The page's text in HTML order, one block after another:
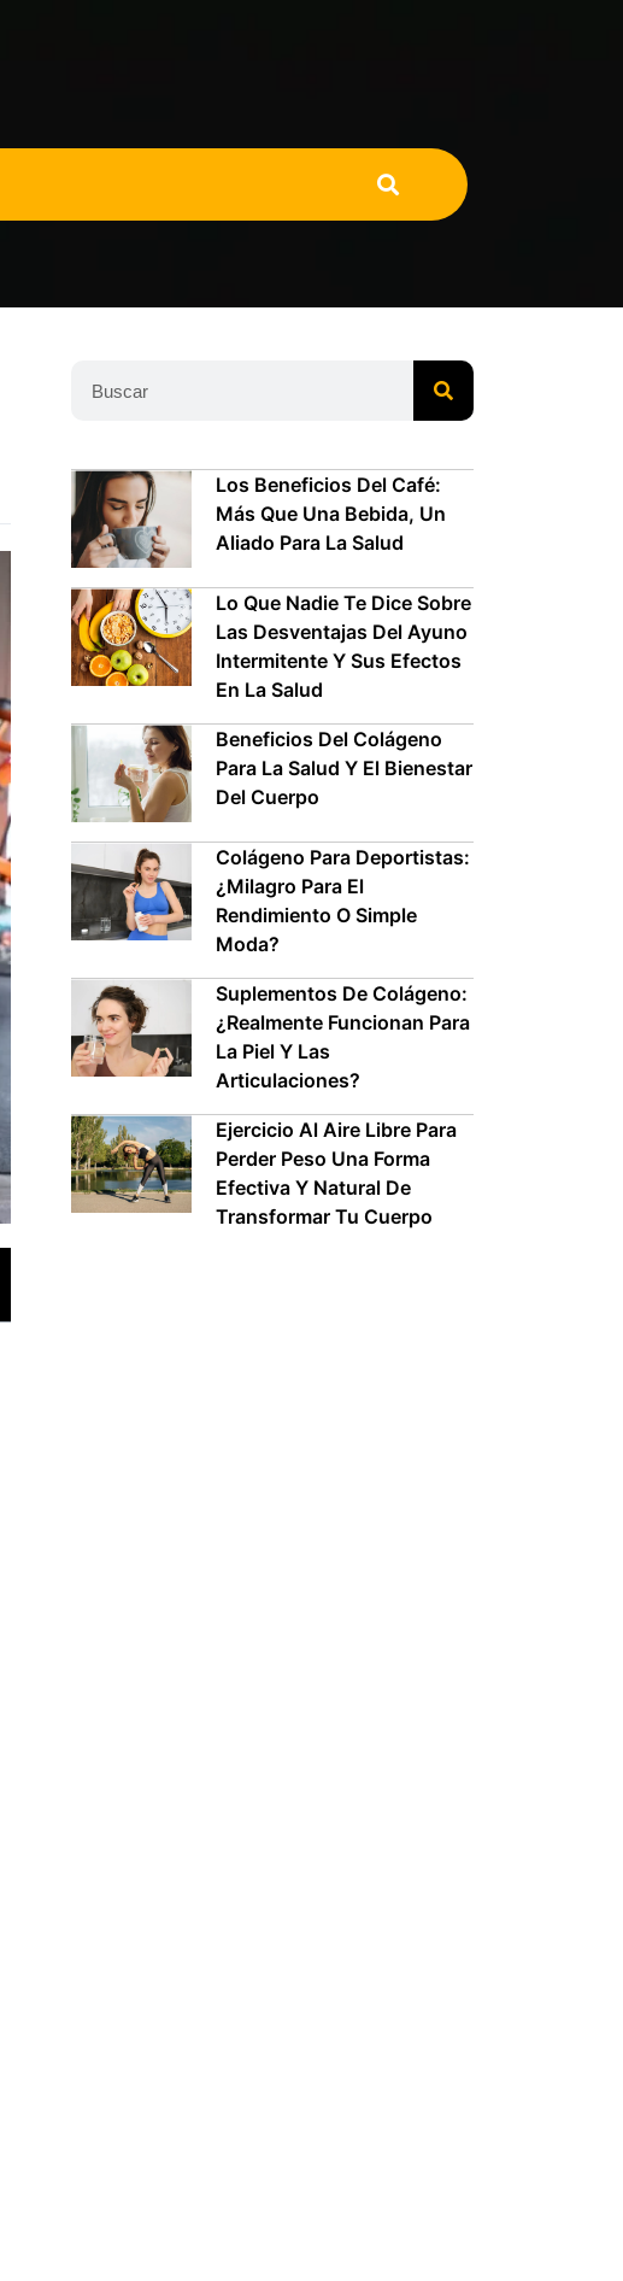
Los Beneficios Del Café:
Más Que Una Bebida, Un
Aliado Para La Salud
Lo Que Nadie Te Dice Sobre
Las Desventajas Del Ayuno
Intermitente Y Sus Efectos
En La Salud
Beneficios Del Colágeno
Para La Salud Y El Bienestar
Del Cuerpo
Colágeno Para Deportistas:
¿Milagro Para El
Rendimiento O Simple
Moda?
Suplementos De Colágeno:
¿Realmente Funcionan Para
La Piel Y Las
Articulaciones?
Ejercicio Al Aire Libre Para
Perder Peso Una Forma
Efectiva Y Natural De
Transformar Tu Cuerpo